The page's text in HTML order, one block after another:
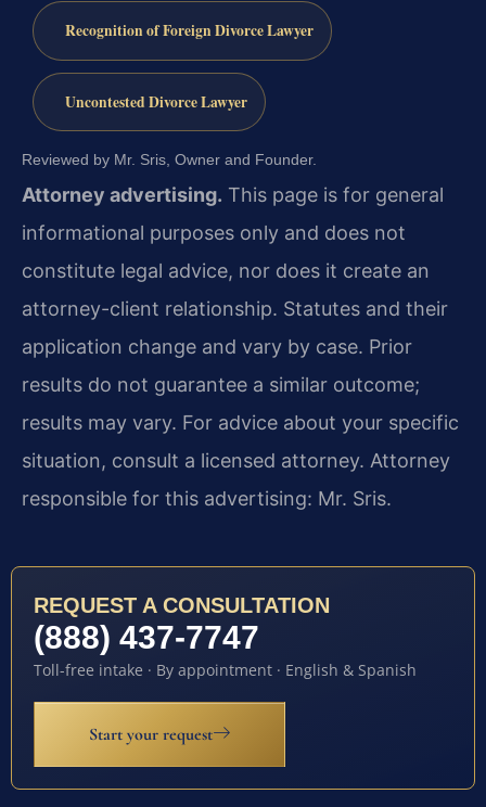
Recognition of Foreign Divorce Lawyer
Uncontested Divorce Lawyer
Reviewed by Mr. Sris, Owner and Founder.
Attorney advertising. This page is for general
informational purposes only and does not
constitute legal advice, nor does it create an
attorney-client relationship. Statutes and their
application change and vary by case. Prior
results do not guarantee a similar outcome;
results may vary. For advice about your specific
situation, consult a licensed attorney. Attorney
responsible for this advertising: Mr. Sris.
REQUEST A CONSULTATION
(888) 437-7747
Toll-free intake · By appointment · English & Spanish
Start your request